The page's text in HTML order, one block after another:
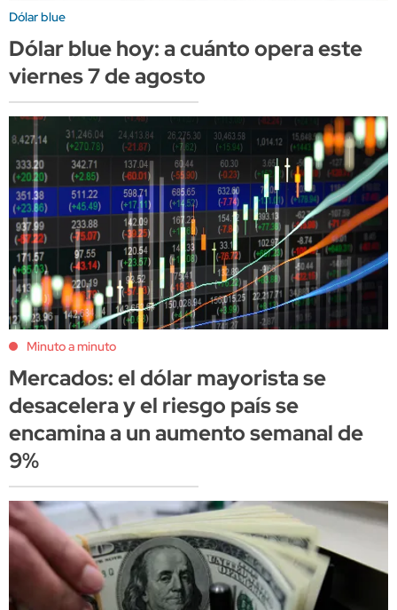
Dólar blue
Dólar blue hoy: a cuánto opera este
viernes 7 de agosto
Minuto a minuto
Mercados: el dólar mayorista se
desacelera y el riesgo país se
encamina a un aumento semanal de
9%